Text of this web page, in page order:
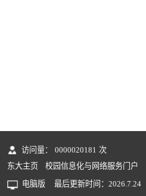
访问量： 0000020181 次
东大主页
校园信息化与网络服务门户
电脑版
最后更新时间： 2026 7 24